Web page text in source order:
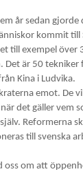
år sedan
kommit till
till exempel över
Det är 50 tekniker
Kina i Ludvika.
emot. De
det gäller vem
Reformerna
till svenska
oss om att